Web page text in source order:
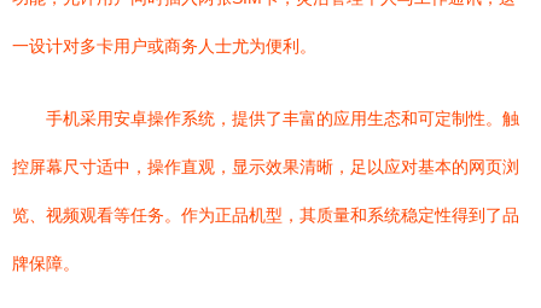
一设计对多卡用户或商务人士尤为便利。
手机采用安卓操作系统，提供了丰富的应用生态和可定制性。触
控屏幕尺寸适中，操作直观，显示效果清晰，足以应对基本的网页浏
览、视频观看等任务。作为正品机型，其质量和系统稳定性得到了品
牌保障。